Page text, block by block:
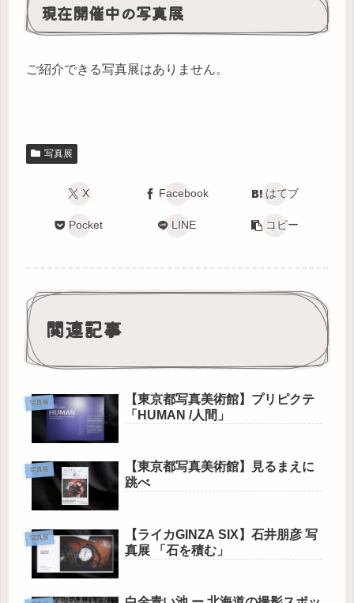
現在開催中の写真展
ご紹介できる写真展はありません。
写真展
X Facebook はてブ
Pocket LINE コピー
関連記事
写真展
【東京都写真美術館】プリピクテ
「HUMAN /人間」
写真展
【東京都写真美術館】見るまえに
跳べ
写真展
【ライカGINZA SIX】石井朋彦 写
真展 「石を積む」